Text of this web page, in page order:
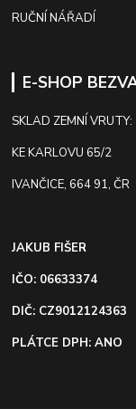
RUČNÍ NÁŘADÍ
E-SHOP
SKLAD ZEMNÍ VRUTY:
KE KARLOVU 65/2
IVANČICE, 664 91, ČR
JAKUB FIŠER
IČO: 06633374
DIČ: CZ9012124363
PLÁTCE DPH: ANO